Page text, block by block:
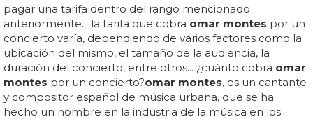
pagar una tarifa dentro del rango mencionado
anteriormente... la tarifa que cobra omar montes por un
concierto varía, dependiendo de varios factores como la
ubicación del mismo, el tamaño de la audiencia, la
duración del concierto, entre otros... ¿cuánto cobra omar
montes por un concierto?omar montes, es un cantante
y compositor español de música urbana, que se ha
hecho un nombre en la industria de la música en los...